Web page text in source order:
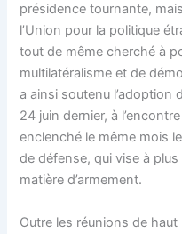
présidence tournante,
l’Union pour la politique
tout de même cherché à
multilatéralisme et de
a ainsi soutenu l’adoption
24 juin dernier, à
enclenché le même mois
de défense, qui vise à
matière d’armement.
Outre les réunions de